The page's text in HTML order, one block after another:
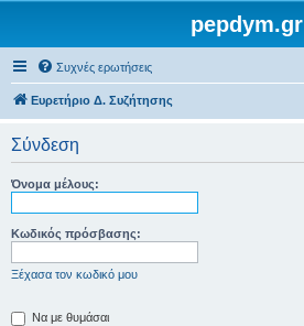
pepdym.gr
Συχνές ερωτήσεις
Ευρετήριο Δ. Συζήτησης
Σύνδεση
Όνομα μέλους:
Κωδικός πρόσβασης:
Ξέχασα τον κωδικό μου
Να με θυμάσαι